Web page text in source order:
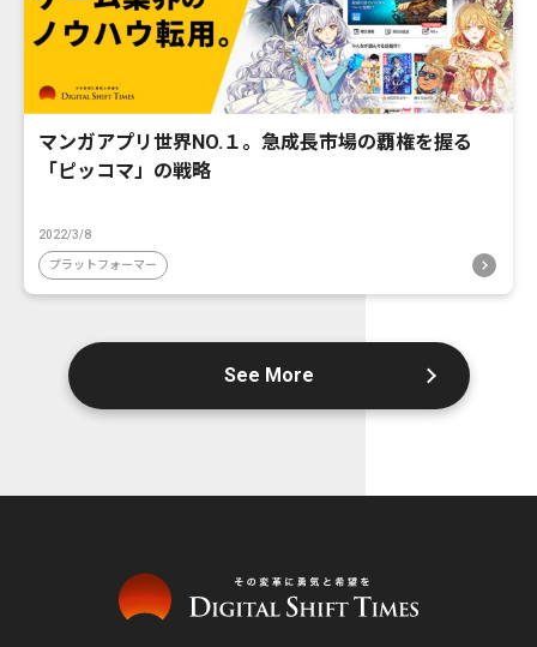
マンガアプリ世界NO.１。急成長市場の覇権を握る
「ピッコマ」の戦略
2022/3/8
プラットフォーマー
See More